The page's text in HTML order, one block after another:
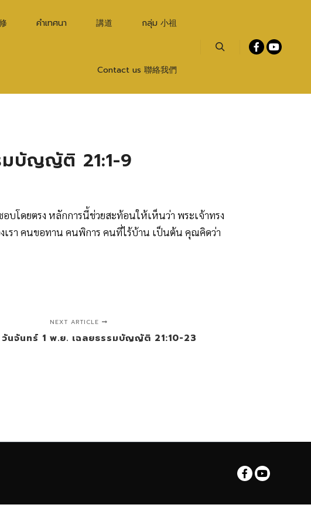
คำเทศนา 講道 กลุ่ม 小祖
Contact us 聯絡我們
มบัญญัติ 21:1-9
โดยตรง หลักการนี้ช่วยสะท้อนให้เห็นว่า พระเจ้าทรง
เรา คนขอทาน คนพิการ คนที่ไร้บ้าน เป็นต้น คุณคิดว่า
NEXT ARTICLE
วันจันทร์ 1 พ.ย. เฉลยธรรมบัญญัติ 21:10-23